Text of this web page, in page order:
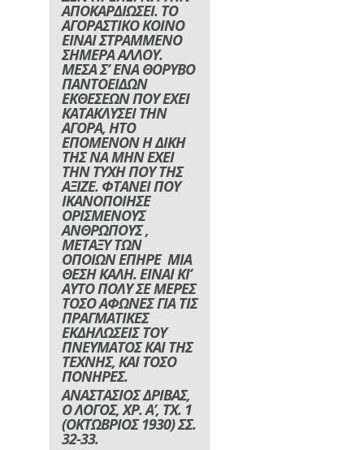
ΑΠΟΚΑΡΔΙΩΣΕΙ. ΤΟ
ΑΓΟΡΑΣΤΙΚΟ ΚΟΙΝΟ
ΕΙΝΑΙ ΣΤΡΑΜΜΕΝΟ
ΣΗΜΕΡΑ ΑΛΛΟΥ.
ΜΕΣΑ Σ’ ΕΝΑ ΘΟΡΥΒΟ
ΠΑΝΤΟΕΙΔΩΝ
ΕΚΘΕΣΕΩΝ ΠΟΥ ΕΧΕΙ
ΚΑΤΑΚΛΥΣΕΙ ΤΗΝ
ΑΓΟΡΑ, ΗΤΟ
ΕΠΟΜΕΝΟΝ Η ΔΙΚΗ
ΤΗΣ ΝΑ ΜΗΝ ΕΧΕΙ
ΤΗΝ ΤΥΧΗ ΠΟΥ ΤΗΣ
ΑΞΙΖΕ. ΦΤΑΝΕΙ ΠΟΥ
ΙΚΑΝΟΠΟΙΗΣΕ
ΟΡΙΣΜΕΝΟΥΣ
ΑΝΘΡΩΠΟΥΣ ,
ΜΕΤΑΞΥ ΤΩΝ
ΟΠΟΙΩΝ ΕΠΗΡΕ ΜΙΑ
ΘΕΣΗ ΚΑΛΗ. ΕΙΝΑΙ ΚΙ’
ΑΥΤΟ ΠΟΛΥ ΣΕ ΜΕΡΕΣ
ΤΟΣΟ ΑΦΩΝΕΣ ΓΙΑ ΤΙΣ
ΠΡΑΓΜΑΤΙΚΕΣ
ΕΚΔΗΛΩΣΕΙΣ ΤΟΥ
ΠΝΕΥΜΑΤΟΣ ΚΑΙ ΤΗΣ
ΤΕΧΝΗΣ, ΚΑΙ ΤΟΣΟ
ΠΟΝΗΡΕΣ.
ΑΝΑΣΤΑΣΙΟΣ ΔΡΙΒΑΣ,
Ο ΛΟΓΟΣ, ΧΡ. Α’, ΤΧ. 1
(ΟΚΤΩΒΡΙΟΣ 1930) ΣΣ.
32-33.